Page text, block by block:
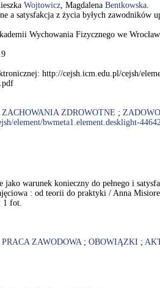
Wojtowicz, Magdalena Bentkowska.
a satysfakcja z życia byłych
Wychowania Fizycznego we
http://cejsh.icm.edu.pl/cejsh/
ZACHOWANIA ZDROWOTNE ;
element/bwmeta1.element.desklight-
jako warunek konieczny do pełnego i
: od teorii do praktyki / Anna
1 fot.
PRACA ZAWODOWA; OBOWIĄZKI ;